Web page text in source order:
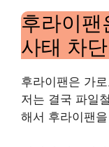
후라이팬
사태 차단
후라이팬은 가
저는 결국 파일
해서 후라이팬